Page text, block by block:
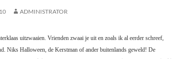
ADMINISTRATOR
uitzwaaien. Vrienden zwaai je uit en zoals ik al eerder schreef,
Niks Halloween, de Kerstman of ander buitenlands geweld! De